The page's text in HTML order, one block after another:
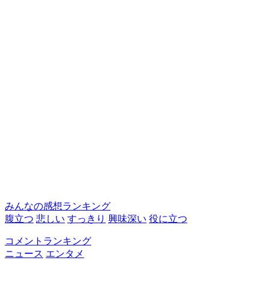
みんなの感想ランキング
腹立つ 悲しい すっきり 興味深い 役に立つ
コメントランキング
ニュース エンタメ